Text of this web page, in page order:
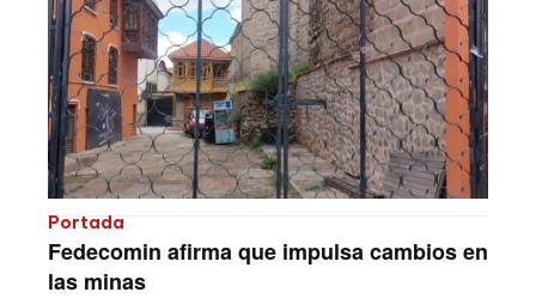
Portada
Fedecomin afirma que impulsa cambios en
las minas